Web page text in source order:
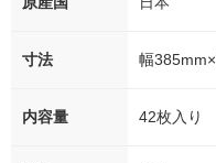
寸法 幅
内容量 42枚入り